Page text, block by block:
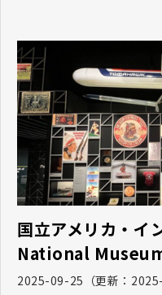
国立アメリカ・イ
National
2025-09-25 （更新：